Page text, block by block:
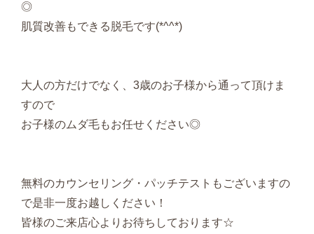
◎
肌質改善もできる脱毛です(*^^*)
大人の方だけでなく、3歳のお子様から通って頂けま
すので
お子様のムダ毛もお任せください◎
無料のカウンセリング・パッチテストもございますの
で是非一度お越しください！
皆様のご来店心よりお待ちしております☆